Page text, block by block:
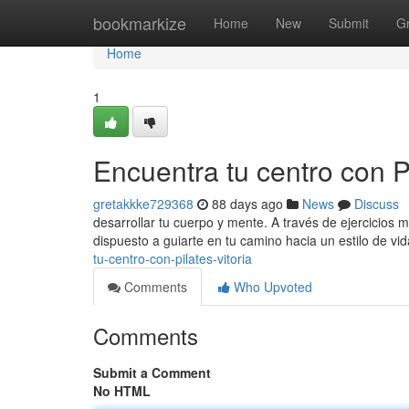
bookmarkize Home New Submit
Home
Home
1
Encuentra tu centro con
gretakkke729368 88 days ago News
Discuss
desarrollar tu cuerpo y mente. A través de ejercicios
dispuesto a guiarte en tu camino hacia un estilo de
tu-centro-con-pilates-vitoria
Comments
Who Upvoted
Comments
Submit a Comment
No HTML